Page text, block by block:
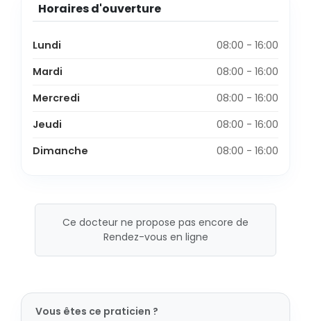
Horaires d'ouverture
Lundi
08:00 - 16:00
Mardi
08:00 - 16:00
Mercredi
08:00 - 16:00
Jeudi
08:00 - 16:00
Dimanche
08:00 - 16:00
Ce docteur ne propose pas encore de
Rendez-vous en ligne
Vous êtes ce praticien ?